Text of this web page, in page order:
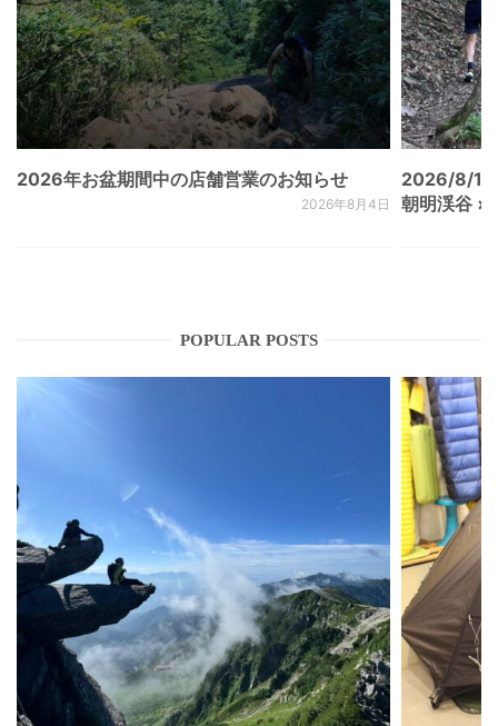
2026年お盆期間中の店舗営業のお知らせ
2026年8月4日
2026/8/
朝明渓谷 ×
POPULAR POSTS